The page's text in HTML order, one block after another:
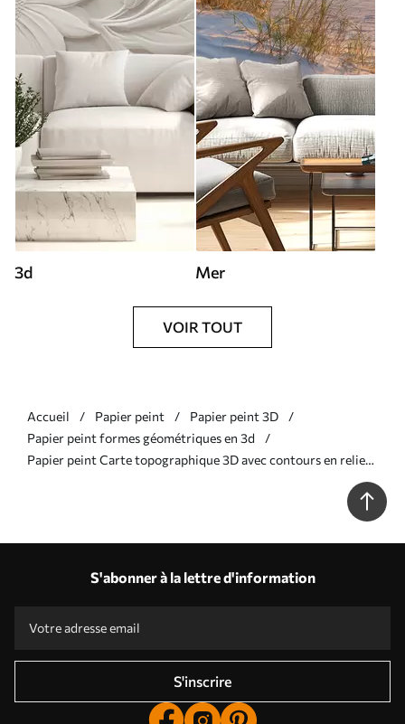
3d Mer
VOIR TOUT
Accueil Papier peint
Papier peint 3D
Papier peint formes géométriques en 3d
Papier peint Carte topographique 3D avec contours en relief
S'abonner à la lettre d'information
S'inscrire